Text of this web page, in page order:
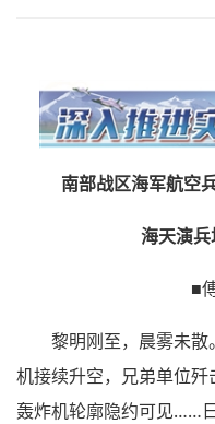
南部战区海军航空
海天演兵
■
黎明刚至，晨雾未
机接续升空，兄弟单位
轰炸机轮廓隐约可见……